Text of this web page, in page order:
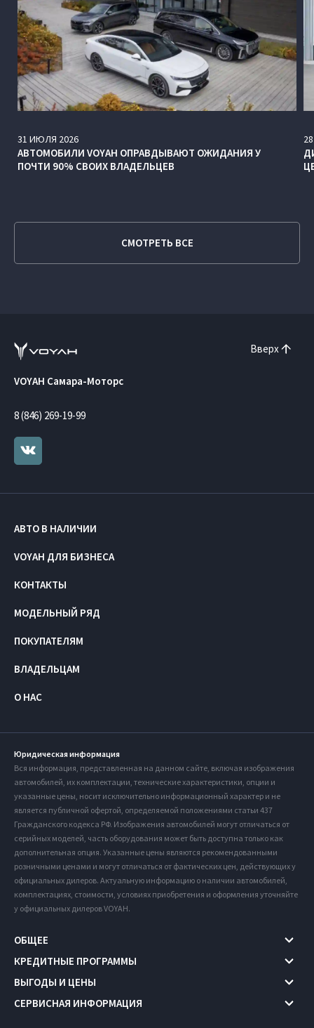
31 ИЮЛЯ 2026
АВТОМОБИЛИ VOYAH ОПРАВДЫВАЮТ ОЖИДАНИЯ У
ПОЧТИ 90% СВОИХ ВЛАДЕЛЬЦЕВ
28
СМОТРЕТЬ ВСЕ
Вверх
VOYAH Самара-Моторс
8 (846) 269-19-99
АВТО В НАЛИЧИИ
VOYAH ДЛЯ БИЗНЕСА
КОНТАКТЫ
МОДЕЛЬНЫЙ РЯД
ПОКУПАТЕЛЯМ
ВЛАДЕЛЬЦАМ
О НАС
Юридическая информация
Вся информация, представленная на данном сайте, включая изображения
автомобилей, их комплектации, технические характеристики, опции и
указанные цены, носит исключительно информационный характер и не
является публичной офертой, определяемой положениями статьи 437
Гражданского кодекса РФ. Изображения автомобилей могут отличаться от
серийных моделей, часть оборудования может быть доступна только как
дополнительная опция. Указанные цены являются рекомендованными
розничными ценами и могут отличаться от фактических цен, действующих у
официальных дилеров. Актуальную информацию о наличии автомобилей,
комплектациях, стоимости, условиях приобретения и оформления уточняйте
у официальных дилеров VOYAH.
ОБЩЕЕ
КРЕДИТНЫЕ ПРОГРАММЫ
ВЫГОДЫ И ЦЕНЫ
СЕРВИСНАЯ ИНФОРМАЦИЯ